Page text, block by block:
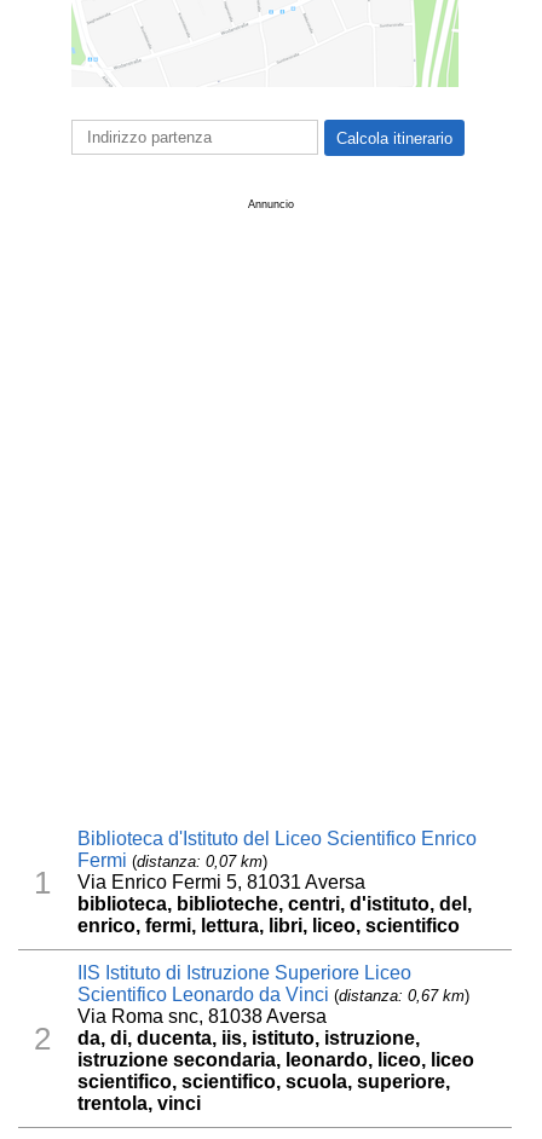
Annuncio
1
Biblioteca d'Istituto del Liceo Scientifico Enrico
Fermi (distanza: 0,07 km)
Via Enrico Fermi 5, 81031 Aversa
biblioteca, biblioteche, centri, d'istituto, del,
enrico, fermi, lettura, libri, liceo, scientifico
2
IIS Istituto di Istruzione Superiore Liceo
Scientifico Leonardo da Vinci (distanza: 0,67 km)
Via Roma snc, 81038 Aversa
da, di, ducenta, iis, istituto, istruzione,
istruzione secondaria, leonardo, liceo, liceo
scientifico, scientifico, scuola, superiore,
trentola, vinci